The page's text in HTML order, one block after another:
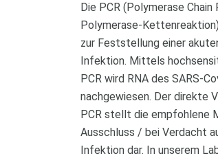
Die PCR (Polymerase Chain
Polymerase-
zur Feststellung einer
Infektion. Mittels
PCR wird RNA des SARS-
nachgewiesen. Der direkte
PCR stellt die empfohlene
Ausschluss / bei Verdacht
Infektion dar. In unserem